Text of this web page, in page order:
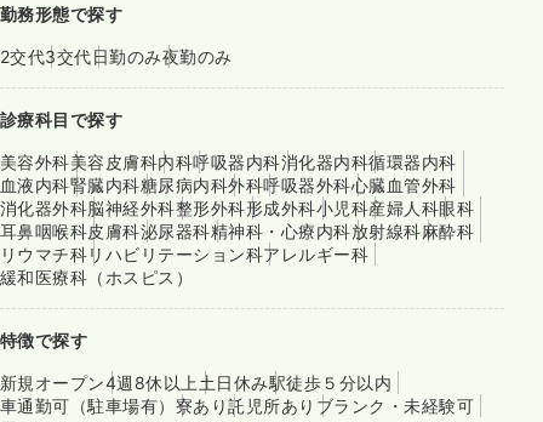
勤務形態で探す
2交代3交代日勤のみ夜勤のみ
診療科目で探す
美容外科美容皮膚科内科呼吸器内科消化器内科循環器内科
血液内科腎臓内科糖尿病内科外科呼吸器外科心臓血管外科
消化器外科脳神経外科整形外科形成外科小児科産婦人科眼科
耳鼻咽喉科皮膚科泌尿器科精神科・心療内科放射線科麻酔科
リウマチ科リハビリテーション科アレルギー科
緩和医療科（ホスピス）
特徴で探す
新規オープン4週8休以上 土日休み駅徒歩５分以内
車通勤可（駐車場有） 寮あり託児所あり ブランク・未経験可